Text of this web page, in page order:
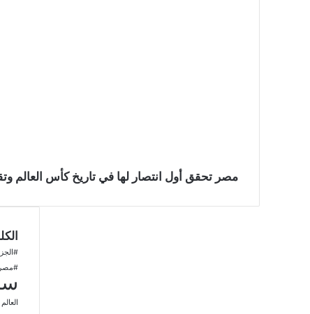
مصر تحقق أول انتصار لها في تاريخ كأس العالم
#مصر
العالم 2026